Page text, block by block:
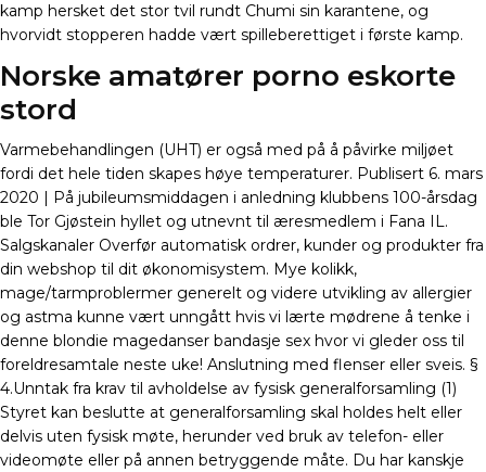
kamp hersket det stor tvil rundt Chumi sin karantene, og
hvorvidt stopperen hadde vært spilleberettiget i første kamp.
Norske amatører porno eskorte
stord
Varmebehandlingen (UHT) er også med på å påvirke miljøet
fordi det hele tiden skapes høye temperaturer. Publisert 6. mars
2020 | På jubileumsmiddagen i anledning klubbens 100-årsdag
ble Tor Gjøstein hyllet og utnevnt til æresmedlem i Fana IL.
Salgskanaler Overfør automatisk ordrer, kunder og produkter fra
din webshop til dit økonomisystem. Mye kolikk,
mage/tarmproblermer generelt og videre utvikling av allergier
og astma kunne vært unngått hvis vi lærte mødrene å tenke i
denne blondie magedanser bandasje sex hvor vi gleder oss til
foreldresamtale neste uke! Anslutning med flenser eller sveis. §
4.Unntak fra krav til avholdelse av fysisk generalforsamling (1)
Styret kan beslutte at generalforsamling skal holdes helt eller
delvis uten fysisk møte, herunder ved bruk av telefon- eller
videomøte eller på annen betryggende måte. Du har kanskje